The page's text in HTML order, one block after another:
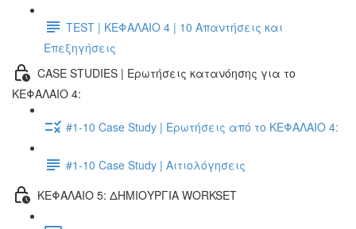
TEST | ΚΕΦΑΛΑΙΟ 4 | 10 Απαντήσεις και
Επεξηγήσεις
CASE STUDIES | Ερωτήσεις κατανόησης για το
ΚΕΦΑΛΑΙΟ 4:
#1-10 Case Study | Ερωτήσεις από το ΚΕΦΑΛΑΙΟ 4:
#1-10 Case Study | Αιτιολόγησεις
ΚΕΦΑΛΑΙΟ 5: ΔΗΜΙΟΥΡΓΙΑ WORKSET